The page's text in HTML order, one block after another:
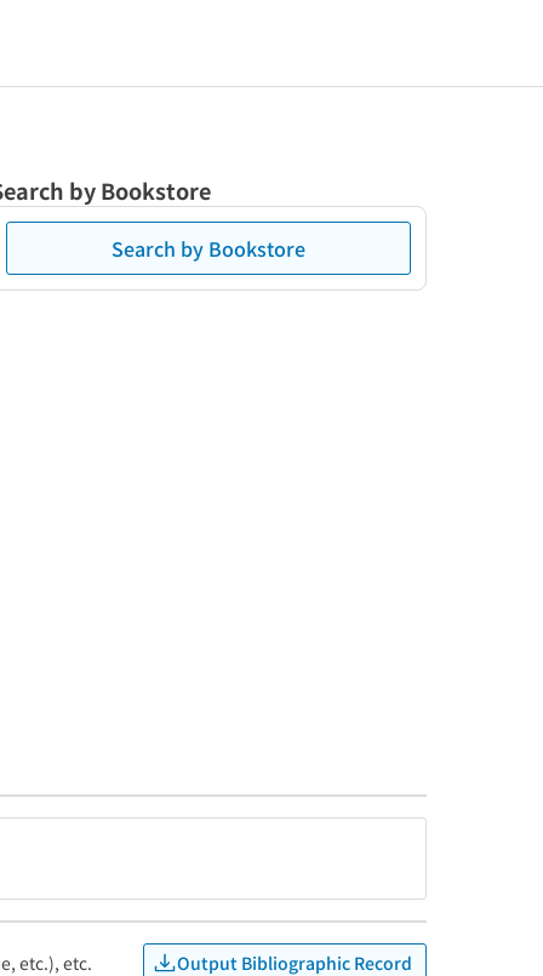
by Bookstore
Search by Bookstore
etc.), etc. Output Bibliographic Record